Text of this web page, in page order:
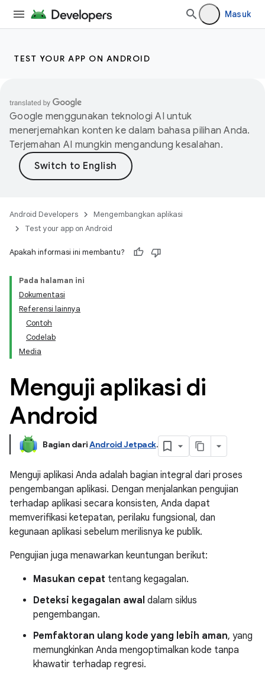
Masuk
TEST YOUR APP ON ANDROID
Google menggunakan teknologi AI untuk
menerjemahkan konten ke dalam bahasa pilihan Anda.
Terjemahan AI mungkin mengandung kesalahan.
Android Developers
Mengembangkan aplikasi
Test your app on Android
Apakah informasi ini membantu?
Pada halaman ini
Dokumentasi
Referensi lainnya
Contoh
Codelab
Media
Menguji aplikasi di
Android
Bagian dariAndroid Jetpack.
Menguji aplikasi Anda adalah bagian integral dari proses
pengembangan aplikasi. Dengan menjalankan pengujian
terhadap aplikasi secara konsisten, Anda dapat
memverifikasi ketepatan, perilaku fungsional, dan
kegunaan aplikasi sebelum merilisnya ke publik.
Pengujian juga menawarkan keuntungan berikut:
Masukan cepat tentang kegagalan.
Deteksi kegagalan awal dalam siklus
pengembangan.
Pemfaktoran ulang kode yang lebih aman, yang
memungkinkan Anda mengoptimalkan kode tanpa
khawatir terhadap regresi.